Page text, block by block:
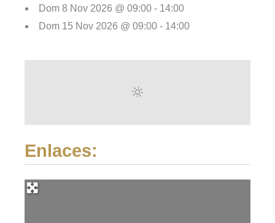
Dom 8 Nov 2026 @ 09:00 - 14:00
Dom 15 Nov 2026 @ 09:00 - 14:00
Enlaces: